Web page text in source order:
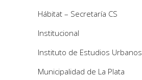
Hábitat – Secretaría CS
Institucional
Instituto de Estudios Urbanos
Municipalidad de La Plata